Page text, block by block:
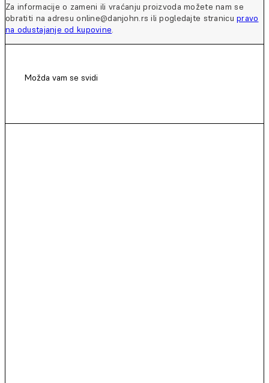
Za informacije o zameni ili vraćanju proizvoda možete nam se
obratiti na adresu online@danjohn.rs ili pogledajte stranicupravo
na odustajanje od kupovine.
Možda vam se svidi